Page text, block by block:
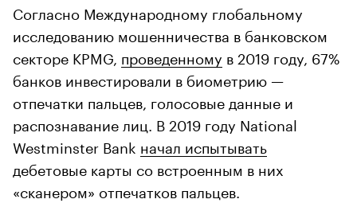
Согласно Международному глобальному
исследованию мошенничества в банковском
секторе KPMG, проведенному в 2019 году, 67%
банков инвестировали в биометрию —
отпечатки пальцев, голосовые данные и
распознавание лиц. В 2019 году National
Westminster Bank начал испытывать
дебетовые карты со встроенным в них
«сканером» отпечатков пальцев.